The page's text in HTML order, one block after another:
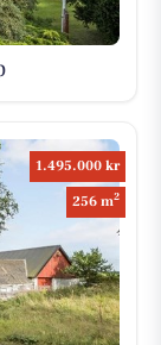
1.495.000 kr
256 m2